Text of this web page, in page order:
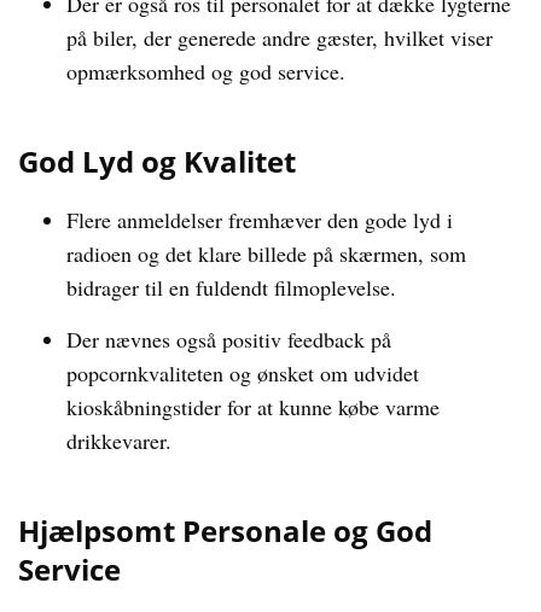
på biler, der generede andre gæster, hvilket viser
opmærksomhed og god service.
God Lyd og Kvalitet
Flere anmeldelser fremhæver den gode lyd i
radioen og det klare billede på skærmen, som
bidrager til en fuldendt filmoplevelse.
Der nævnes også positiv feedback på
popcornkvaliteten og ønsket om udvidet
kioskåbningstider for at kunne købe varme
drikkevarer.
Hjælpsomt Personale og God
Service